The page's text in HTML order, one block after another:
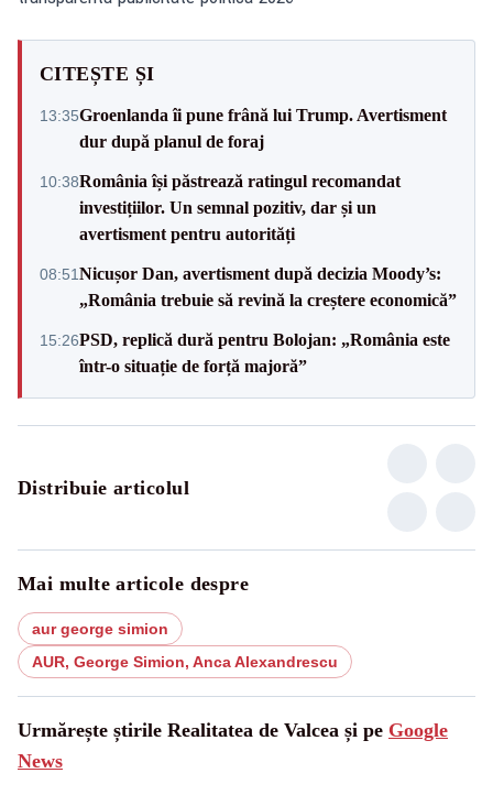
CITEȘTE ȘI
13:35Groenlanda îi pune frână lui Trump. Avertisment
dur după planul de foraj
10:38România își păstrează ratingul recomandat
investițiilor. Un semnal pozitiv, dar și un
avertisment pentru autorități
08:51Nicușor Dan, avertisment după decizia Moody’s:
„România trebuie să revină la creștere economică”
15:26PSD, replică dură pentru Bolojan: „România este
într-o situație de forță majoră”
Distribuie articolul
Mai multe articole despre
aur george simion
AUR, George Simion, Anca Alexandrescu
Urmărește știrile Realitatea de Valcea și pe Google
News